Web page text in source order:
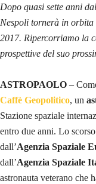
Dopo quasi sette anni
Nespoli tornerà in orbita
2017. Ripercorriamo la
prospettive del suo
ASTROPAOLO –
Caffè Geopolitico, un
Stazione spaziale
entro due anni. Lo
dall’Agenzia Spaziale
dall’Agenzia Spaziale
astronauta veterano che